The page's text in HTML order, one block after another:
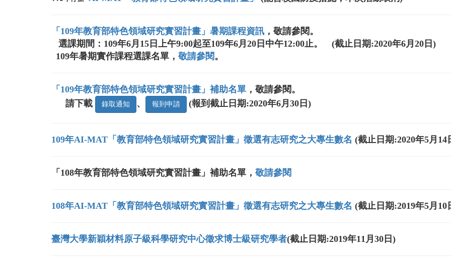
「109年教育部特色領域研究實習計畫」暑期課程資訊 ，敬請參閱。
選課期間：109年6月15日上午9:00起至109年6月20日中午12:00止。 (截止日期:2020年6月20日)
109年暑期實作課程選課名單， 敬請參閱 。
「109年教育部特色領域研究實習計畫」補助名單 ，敬請參閱。
請下載
錄取通知 、 報到申請 (報到截止日期:2020年6月30日)
109年AI-MAT「教育部特色領域研究實習計畫」徵選有志研究之大專生數名 (截止日期:2020年5月14
「108年教育部特色領域研究實習計畫」補助名單， 敬請參閱
108年AI-MAT「教育部特色領域研究實習計畫」徵選有志研究之大專生數名 (截止日期:2019年5月10
臺灣大學新穎材料原子級科學研究中心徵求博士級研究學者(截止日期:2019年11月30日)